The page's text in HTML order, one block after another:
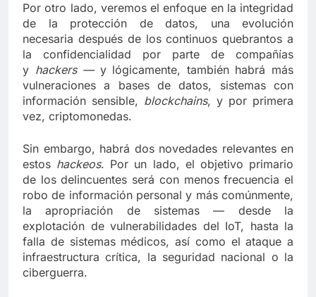
Por otro lado, veremos el enfoque en la integridad
de la protección de datos, una evolución
necesaria después de los continuos quebrantos a
la confidencialidad por parte de compañías
y hackers —y lógicamente, también habrá más
vulneraciones a bases de datos, sistemas con
información sensible, blockchains, y por primera
vez, criptomonedas.
Sin embargo, habrá dos novedades relevantes en
estos hackeos. Por un lado, el objetivo primario
de los delincuentes será con menos frecuencia el
robo de información personal y más comúnmente,
la apropriación de sistemas — desde la
explotación de vulnerabilidades del IoT, hasta la
falla de sistemas médicos, así como el ataque a
infraestructura crítica, la seguridad nacional o la
ciberguerra.